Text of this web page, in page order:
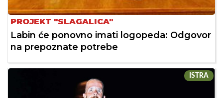
PROJEKT "SLAGALICA"
Labin će ponovno imati logopeda: Odgovor
na prepoznate potrebe
ISTRA